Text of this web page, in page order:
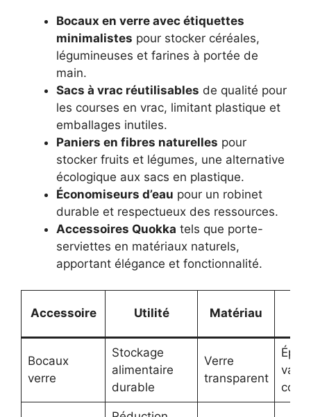
Bocaux en verre avec étiquettes
minimalistes pour stocker céréales,
légumineuses et farines à portée de
main.
Sacs à vrac réutilisables de qualité pour
les courses en vrac, limitant plastique et
emballages inutiles.
Paniers en fibres naturelles pour
stocker fruits et légumes, une alternative
écologique aux sacs en plastique.
Économiseurs d’eau pour un robinet
durable et respectueux des ressources.
Accessoires Quokka tels que porte-
serviettes en matériaux naturels,
apportant élégance et fonctionnalité.
Accessoire Utilité Matériau
Bocaux
verre
Stockage
alimentaire
durable
Verre
transparent